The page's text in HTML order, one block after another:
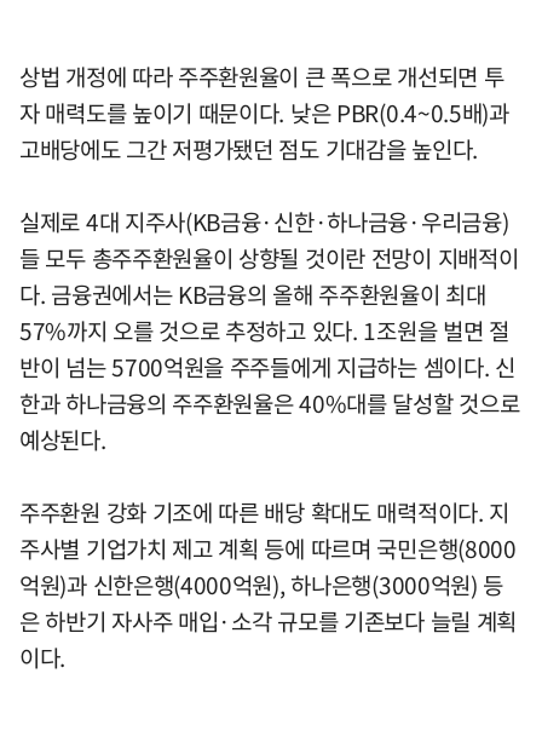
상법 개정에 따라 주주환원율이 큰 폭으로 개선되면 투
자 매력도를 높이기 때문이다. 낮은 PBR(0.4~0.5배)과
고배당에도 그간 저평가됐던 점도 기대감을 높인다.
실제로 4대 지주사(KB금융·신한·하나금융·우리금융)
들 모두 총주주환원율이 상향될 것이란 전망이 지배적이
다. 금융권에서는 KB금융의 올해 주주환원율이 최대
57%까지 오를 것으로 추정하고 있다. 1조원을 벌면 절
반이 넘는 5700억원을 주주들에게 지급하는 셈이다. 신
한과 하나금융의 주주환원율은 40%대를 달성할 것으로
예상된다.
주주환원 강화 기조에 따른 배당 확대도 매력적이다. 지
주사별 기업가치 제고 계획 등에 따르며 국민은행(8000
억원)과 신한은행(4000억원), 하나은행(3000억원) 등
은 하반기 자사주 매입·소각 규모를 기존보다 늘릴 계획
이다.